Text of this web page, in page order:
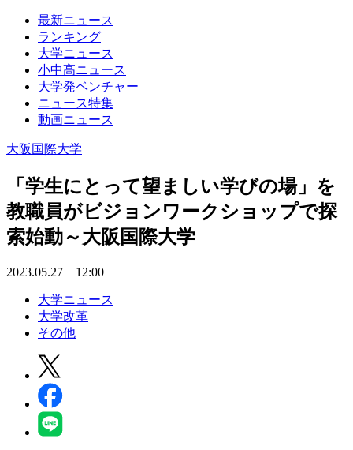
最新ニュース
ランキング
大学ニュース
小中高ニュース
大学発ベンチャー
ニュース特集
動画ニュース
大阪国際大学
「学生にとって望ましい学びの場」を
教職員がビジョンワークショップで探
索始動～大阪国際大学
2023.05.27 12:00
大学ニュース
大学改革
その他